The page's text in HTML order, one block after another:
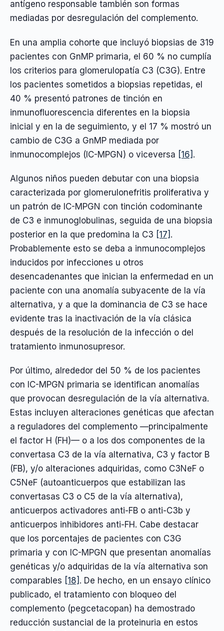
antígeno responsable también son formas
mediadas por desregulación del complemento.
En una amplia cohorte que incluyó biopsias de 319
pacientes con GnMP primaria, el 60 % no cumplía
los criterios para glomerulopatía C3 (C3G). Entre
los pacientes sometidos a biopsias repetidas, el
40 % presentó patrones de tinción en
inmunofluorescencia diferentes en la biopsia
inicial y en la de seguimiento, y el 17 % mostró un
cambio de C3G a GnMP mediada por
inmunocomplejos (IC-MPGN) o viceversa [16] .
Algunos niños pueden debutar con una biopsia
caracterizada por glomerulonefritis proliferativa y
un patrón de IC-MPGN con tinción codominante
de C3 e inmunoglobulinas, seguida de una biopsia
posterior en la que predomina la C3 [17] .
Probablemente esto se deba a inmunocomplejos
inducidos por infecciones u otros
desencadenantes que inician la enfermedad en un
paciente con una anomalía subyacente de la vía
alternativa, y a que la dominancia de C3 se hace
evidente tras la inactivación de la vía clásica
después de la resolución de la infección o del
tratamiento inmunosupresor.
Por último, alrededor del 50 % de los pacientes
con IC-MPGN primaria se identifican anomalías
que provocan desregulación de la vía alternativa.
Estas incluyen alteraciones genéticas que afectan
a reguladores del complemento —principalmente
el factor H (FH)— o a los dos componentes de la
convertasa C3 de la vía alternativa, C3 y factor B
(FB), y/o alteraciones adquiridas, como C3NeF o
C5NeF (autoanticuerpos que estabilizan las
convertasas C3 o C5 de la vía alternativa),
anticuerpos activadores anti-FB o anti-C3b y
anticuerpos inhibidores anti-FH. Cabe destacar
que los porcentajes de pacientes con C3G
primaria y con IC-MPGN que presentan anomalías
genéticas y/o adquiridas de la vía alternativa son
comparables [18] . De hecho, en un ensayo clínico
publicado, el tratamiento con bloqueo del
complemento (pegcetacopan) ha demostrado
reducción sustancial de la proteinuria en estos